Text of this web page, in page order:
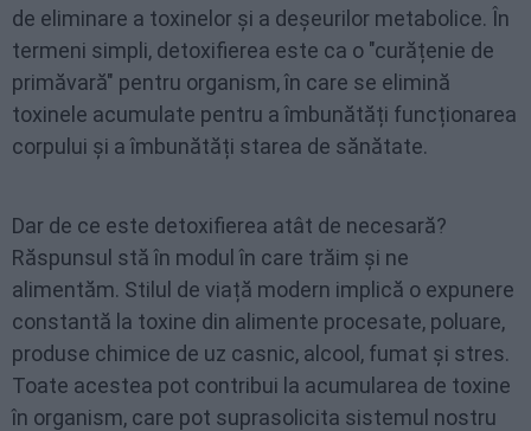
de eliminare a toxinelor și a deșeurilor metabolice. În
termeni simpli, detoxifierea este ca o "curățenie de
primăvară" pentru organism, în care se elimină
toxinele acumulate pentru a îmbunătăți funcționarea
corpului și a îmbunătăți starea de sănătate.
Dar de ce este detoxifierea atât de necesară?
Răspunsul stă în modul în care trăim și ne
alimentăm. Stilul de viață modern implică o expunere
constantă la toxine din alimente procesate, poluare,
produse chimice de uz casnic, alcool, fumat și stres.
Toate acestea pot contribui la acumularea de toxine
în organism, care pot suprasolicita sistemul nostru